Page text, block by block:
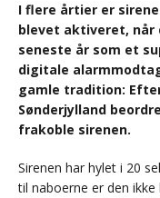
I flere årtier er
blevet aktiveret, når
seneste år som et
digitale
gamle tradition:
Sønderjylland
frakoble sirenen.
Sirenen har hylet i 20
til naboerne er den